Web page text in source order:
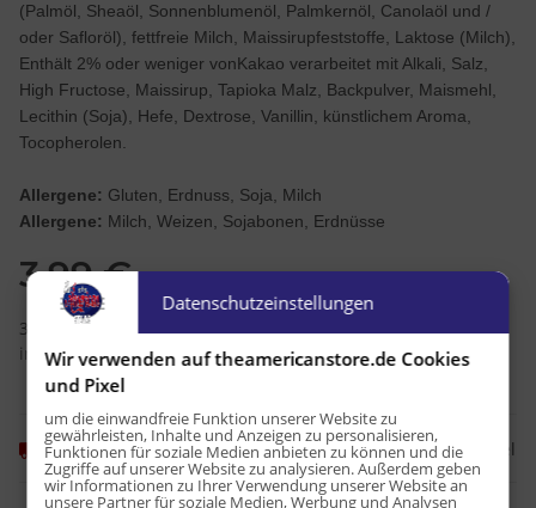
(Palmöl, Sheaöl, Sonnenblumenöl, Palmkernöl, Canolaöl und /
oder Safloröl), fettfreie Milch, Maissirupfeststoffe, Laktose (Milch),
Enthält 2% oder weniger vonKakao verarbeitet mit Alkali, Salz,
High Fructose, Maissirup, Tapioka Malz, Backpulver, Maismehl,
Lecithin (Soja), Hefe, Dextrose, Vanillin, künstlichem Aroma,
Tocopherolen.
Allergene: Gluten, Erdnuss, Soja, Milch
Allergene: Milch, Weizen, Sojabonen, Erdnüsse
3,99 €
33,25 € pro 1 kg
inkl. 7% USt. , zzgl.Versand
Momentan nicht verfügbar Frage zum Artikel
Datenschutzeinstellungen
Wir verwenden auf theamericanstore.de Cookies
und Pixel
um die einwandfreie Funktion unserer Website zu
gewährleisten, Inhalte und Anzeigen zu personalisieren,
Funktionen für soziale Medien anbieten zu können und die
Zugriffe auf unserer Website zu analysieren. Außerdem geben
wir Informationen zu Ihrer Verwendung unserer Website an
unsere Partner für soziale Medien, Werbung und Analysen